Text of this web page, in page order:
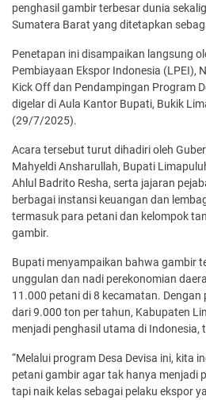
penghasil gambir terbesar dunia
Sumatera Barat yang ditetapkan
Penetapan ini disampaikan langsung
Pembiayaan Ekspor Indonesia (LPEI),
Kick Off dan Pendampingan Program
digelar di Aula Kantor Bupati, Bukik
(29/7/2025).
Acara tersebut turut dihadiri oleh
Mahyeldi Ansharullah, Bupati
Ahlul Badrito Resha, serta jajaran
berbagai instansi keuangan dan
termasuk para petani dan kelompok
gambir.
Bupati menyampaikan bahwa gambir
unggulan dan nadi perekonomian
11.000 petani di 8 kecamatan. Dengan
dari 9.000 ton per tahun, Kabupaten
menjadi penghasil utama di Indonesia,
“Melalui program Desa Devisa ini, kita
petani gambir agar tak hanya menjadi
tapi naik kelas sebagai pelaku ekspor